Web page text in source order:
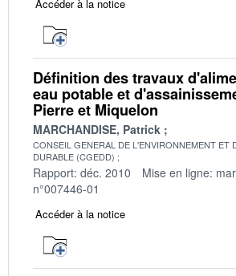
Accéder à la notice
Définition des travaux
eau potable et
Pierre et Miquelon
MARCHANDISE, Patrick
CONSEIL GENERAL DE L'ENVIRONNEMENT ET
DURABLE (CGEDD)
Rapport: déc. 2010 Mise en ligne:
n°007446-01
Accéder à la notice